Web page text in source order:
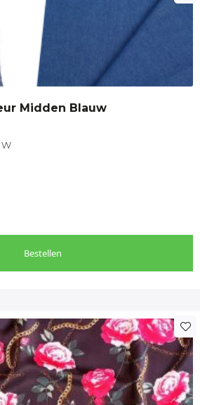
Midden Blauw
Bestellen